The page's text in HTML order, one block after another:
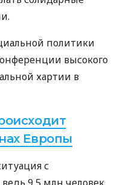
политики
высокого
хартии в
Европы
с